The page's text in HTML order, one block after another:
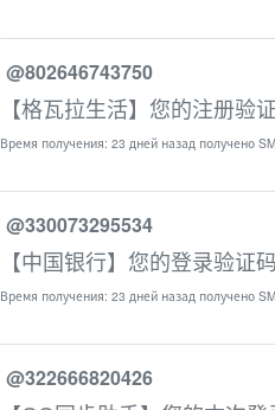
@802646743750
【格瓦拉生活】您的注册验
Время получения: 23 дней назад получено
@330073295534
【中国银行】您的登录验证
Время получения: 23 дней назад получено
@322666820426